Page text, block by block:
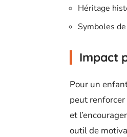
Héritage
Symboles
Impact
Pour un
peut
et
outil de